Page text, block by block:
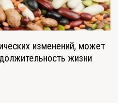
изменений, может
жизни